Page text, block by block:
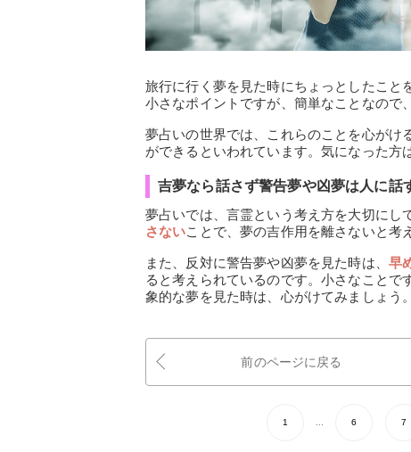
旅行に行く夢を見た時にちょっとしたこと
小さなポイントですが、簡単なことなので
夢占いの世界では、これらのことを心がけ
ができるといわれています。気になった方
吉夢なら話さず警告夢や凶夢は人に話
夢占いでは、言霊という考え方を大切にし
さないことで、夢の吉作用を離さないと考
また、反対に警告夢や凶夢を見た時は、 早
ると考えられているのです。小さなこと
象的な夢を見た時は、心がけてみましょう。
前のページに戻る
1 6 7